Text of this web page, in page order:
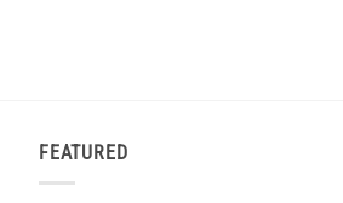
FEATURED